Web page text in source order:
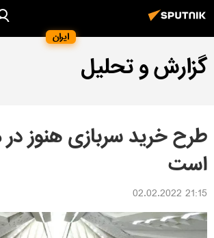
ایران
گزارش و تحلیل
طرح خرید سربازی هنوز
است
21:15 02.02.2022